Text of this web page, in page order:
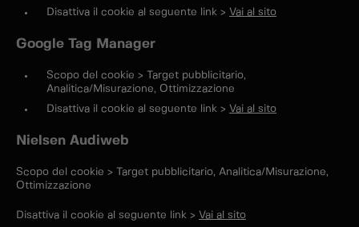
Disattiva il cookie al seguente link > Vai al sito
Google Tag Manager
Scopo del cookie > Target pubblicitario,
Analitica/Misurazione, Ottimizzazione
Disattiva il cookie al seguente link > Vai al sito
Nielsen Audiweb
Scopo del cookie > Target pubblicitario, Analitica/Misurazione,
Ottimizzazione
Disattiva il cookie al seguente link > Vai al sito